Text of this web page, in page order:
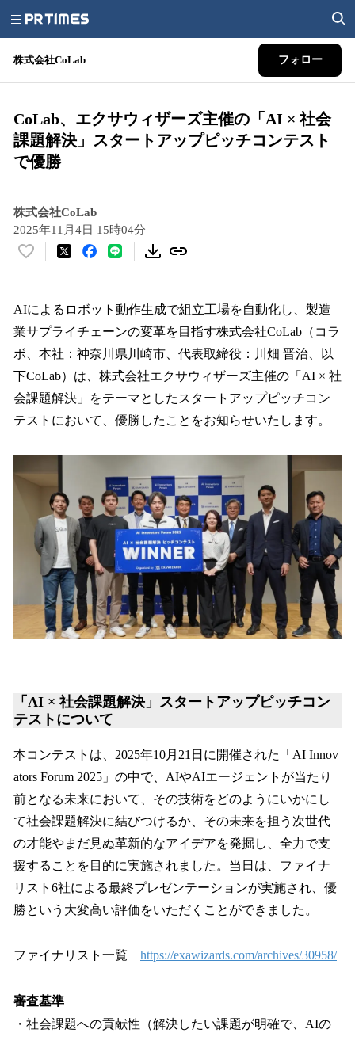
株式会社CoLab フォロー
CoLab、エクサウィザーズ主催の「AI × 社会
課題解決」スタートアップピッチコンテスト
で優勝
株式会社CoLab
2025年11月4日 15時04分
い
！
数
を
読
み
込
み
中
す
AIによるロボット動作生成で組立工場を自動化し、製造
業サプライチェーンの変革を目指す株式会社CoLab（コラ
ボ、本社：神奈川県川崎市、代表取締役：川畑 晋治、以
下CoLab）は、株式会社エクサウィザーズ主催の「AI × 社
会課題解決」をテーマとしたスタートアップピッチコン
テストにおいて、優勝したことをお知らせいたします。
「AI × 社会課題解決」スタートアップピッチコン
テストについて
本コンテストは、2025年10月21日に開催された「AI Innov
ators Forum 2025」の中で、AIやAIエージェントが当たり
前となる未来において、その技術をどのようにいかにし
て社会課題解決に結びつけるか、その未来を担う次世代
の才能やまだ見ぬ革新的なアイデアを発掘し、全力で支
援することを目的に実施されました。当日は、ファイナ
リスト6社による最終プレゼンテーションが実施され、優
勝という大変高い評価をいただくことができました。
ファイナリスト一覧 https://exawizards.com/archives/30958/
審査基準
・社会課題への貢献性（解決したい課題が明確で、AIの